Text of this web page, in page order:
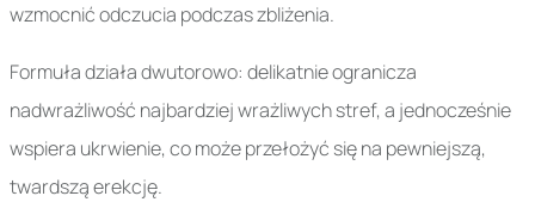
wzmocnić odczucia podczas zbliżenia.
Formuła działa dwutorowo: delikatnie ogranicza
nadwrażliwość najbardziej wrażliwych stref, a jednocześnie
wspiera ukrwienie, co może przełożyć się na pewniejszą,
twardszą erekcję.